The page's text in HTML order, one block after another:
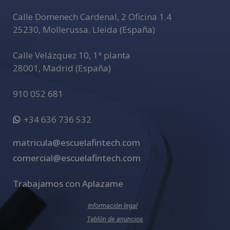
Calle Domenech Cardenal, 2 Oficina 1.4
25230, Mollerussa. Lleida (España)
Calle Velázquez 10, 1ª planta
28001 , Madrid (España)
910 052 681
+34 636 736 532
matricula@escuelafintech.com
comercial@escuelafintech.com
Trabajamos con Aplazame
Información legal
Tablón de anuncios